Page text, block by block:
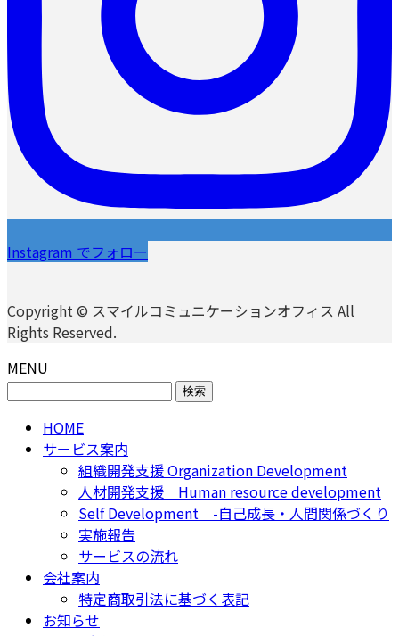
Instagram でフォロー
Copyright © スマイルコミュニケーションオフィス All
Rights Reserved.
MENU
検
HOME
サービス案内
組織開発支援 Organization Development
人材開発支援 Human resource development
Self Development -自己成長・人間関係づくり
実施報告
サービスの流れ
会社案内
特定商取引法に基づく表記
お知らせ